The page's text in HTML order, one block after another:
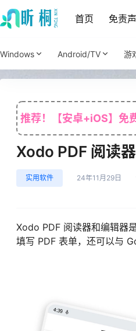
首页 免责
Windows Android/TV 游
推荐！【安卓+iOS】免
Xodo PDF 阅读
实用软件 24年11月29日
Xodo PDF 阅读器和编辑器
填写 PDF 表单，还可以与